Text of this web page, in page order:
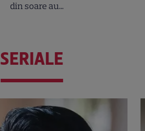
din soare au...
SERIALE